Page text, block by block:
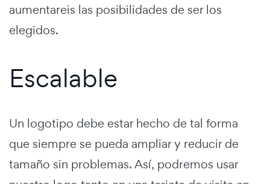
aumentareis las posibilidades de ser los
elegidos.
Escalable
Un logotipo debe estar hecho de tal forma
que siempre se pueda ampliar y reducir de
tamaño sin problemas. Así, podremos usar